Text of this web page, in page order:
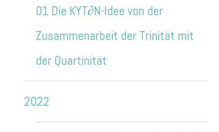
01 Die KYT∂N-Idee von der
Zusammenarbeit der Trinität mit
der Quartinität
2022